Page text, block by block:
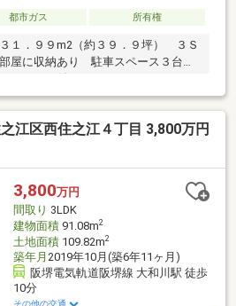
都市ガス 所有権
１．９９m2（約３９．９坪） ３Ｓ
屋に収納あり 駐車スペース３台駐
ーポート付き
江区西住之江４丁目 3,800万円
3,800万円
間取り 3LDK
建物面積91.08m2
土地面積109.82m2
築年月 2019年10月(築6年11ヶ月)
阪堺電気軌道阪堺線 大和川駅 徒歩
10分
その他の交通